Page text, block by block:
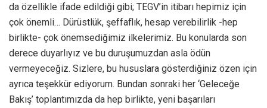
da özellikle ifade edildiği gibi; TEGV’in itibarı hepimiz için
çok önemli… Dürüstlük, şeffaflık, hesap verebilirlik -hep
birlikte- çok önemsediğimiz ilkelerimiz. Bu konularda son
derece duyarlıyız ve bu duruşumuzdan asla ödün
vermeyeceğiz. Sizlere, bu hususlara gösterdiğiniz özen için
ayrıca teşekkür ediyorum. Bundan sonraki her ‘Geleceğe
Bakış’ toplantımızda da hep birlikte, yeni başarıları